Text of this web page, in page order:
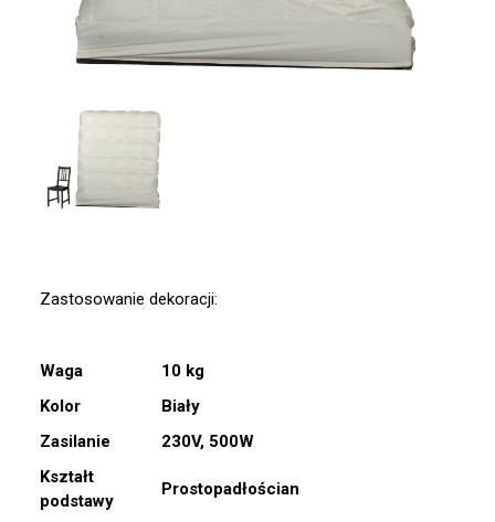
Zastosowanie dekoracji:
Waga
10 kg
Kolor
Biały
Zasilanie
230V, 500W
Kształt
podstawy
Prostopadłościan